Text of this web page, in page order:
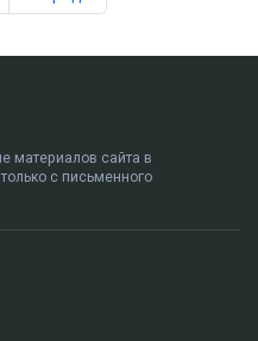
материалов сайта в
с письменного